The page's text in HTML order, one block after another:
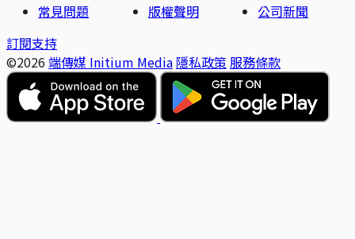
常見問題
版權聲明
公司新聞
訂閱支持
©2026 端傳媒 Initium Media 隱私政策 服務條款